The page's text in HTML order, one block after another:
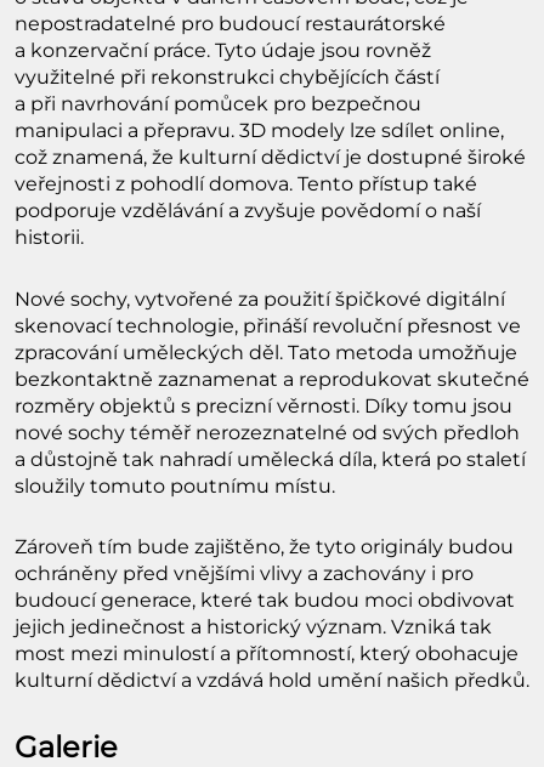
nepostradatelné pro budoucí restaurátorské
a konzervační práce. Tyto údaje jsou rovněž
využitelné při rekonstrukci chybějících částí
a při navrhování pomůcek pro bezpečnou
manipulaci a přepravu. 3D modely lze sdílet online,
což znamená, že kulturní dědictví je dostupné široké
veřejnosti z pohodlí domova. Tento přístup také
podporuje vzdělávání a zvyšuje povědomí o naší
historii.
Nové sochy, vytvořené za použití špičkové digitální
skenovací technologie, přináší revoluční přesnost ve
zpracování uměleckých děl. Tato metoda umožňuje
bezkontaktně zaznamenat a reprodukovat skutečné
rozměry objektů s precizní věrnosti. Díky tomu jsou
nové sochy téměř nerozeznatelné od svých předloh
a důstojně tak nahradí umělecká díla, která po staletí
sloužily tomuto poutnímu místu.
Zároveň tím bude zajištěno, že tyto originály budou
ochráněny před vnějšími vlivy a zachovány i pro
budoucí generace, které tak budou moci obdivovat
jejich jedinečnost a historický význam. Vzniká tak
most mezi minulostí a přítomností, který obohacuje
kulturní dědictví a vzdává hold umění našich předků.
Galerie